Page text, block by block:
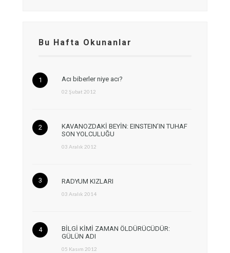
Bu Hafta Okunanlar
Acı biberler niye acı?
02 Şubat 2012
KAVANOZDAKİ BEYİN: EINSTEIN’IN TUHAF
SON YOLCULUĞU
03 Aralık 2012
RADYUM KIZLARI
03 Aralık 2014
BİLGİ KİMİ ZAMAN ÖLDÜRÜCÜDÜR:
GÜLÜN ADI
05 Kasım 2012